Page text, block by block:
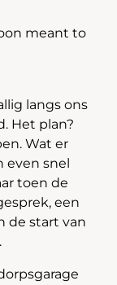
meant to
langs ons
Het plan?
Wat er
even snel
toen de
een
de start van